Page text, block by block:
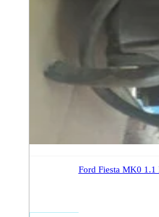
Ford Fiesta MK0 1.1